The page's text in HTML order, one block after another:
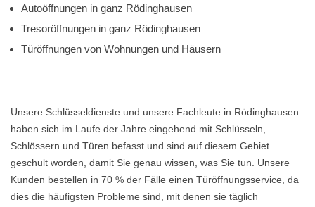
Autoöffnungen in ganz Rödinghausen
Tresoröffnungen in ganz Rödinghausen
Türöffnungen von Wohnungen und Häusern
Unsere Schlüsseldienste und unsere Fachleute in Rödinghausen
haben sich im Laufe der Jahre eingehend mit Schlüsseln,
Schlössern und Türen befasst und sind auf diesem Gebiet
geschult worden, damit Sie genau wissen, was Sie tun. Unsere
Kunden bestellen in 70 % der Fälle einen Türöffnungsservice, da
dies die häufigsten Probleme sind, mit denen sie täglich